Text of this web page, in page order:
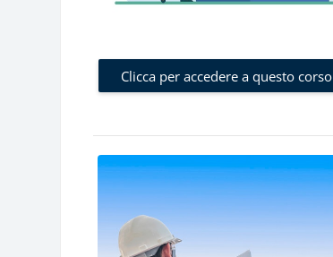
Clicca per accedere a questo corso